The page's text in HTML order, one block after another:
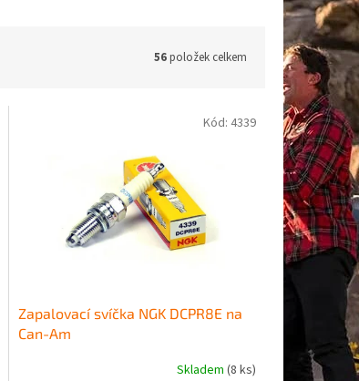
56položek celkem
Zapalovací svíčka NGK DCPR8E na
Can-Am
Skladem (8 ks)
Kód: 4339